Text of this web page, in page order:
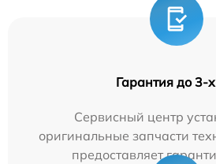
Гарантия до 3-х
Сервисный центр
оригинальные запчасти
предоставляет